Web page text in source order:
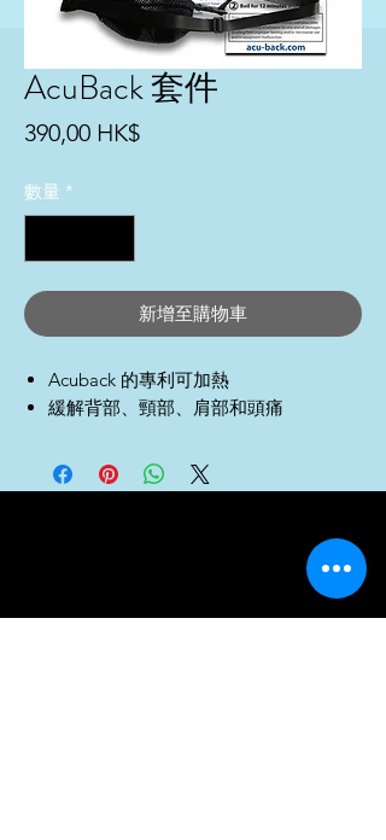
AcuBack 套件
390,00 HK$價
數量 *
新增至購物車
Acuback 的專利可加熱
緩解背部、頸部、肩部和頭痛